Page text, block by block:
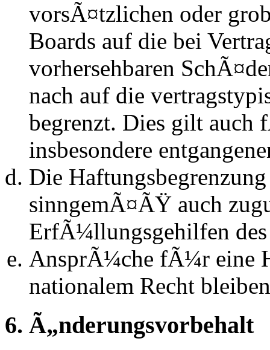
vorsÃ¤tzlichen oder
Boards auf die bei
vorhersehbaren
nach auf die
begrenzt. Dies gilt auch
insbesondere
Die
sinngemÃ¤ÃŸ auch
ErfÃ¼llungsgehilfen des
AnsprÃ¼che fÃ¼r eine
nationalem Recht
6. Ã„nderungsvorbehalt